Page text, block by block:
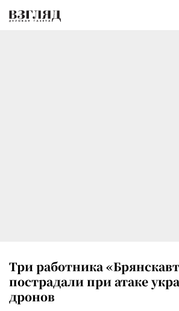
Три работника
пострадали при атаке
дронов